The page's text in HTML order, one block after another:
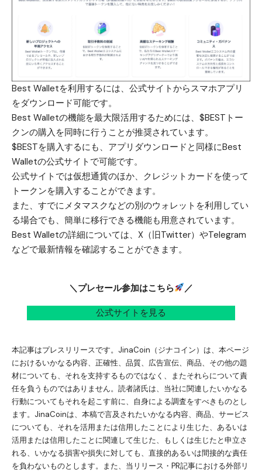
Best Walletを利用するには、 公式サイトからスマホアプリ
をダウンロード可能です。
Best Walletの機能を最大限活用するためには、 $BESTトー
クンの購入を同時に行うことが推奨されています。
$BESTを購入するにも、アプリダウンロードと同様にBest
Walletの公式サイトで可能です。
公式サイトでは仮想通貨のほか、クレジットカードを使って
トークンを購入することができます。
また、すでにメタマスクなどの別のウォレットを利用してい
る場合でも、簡単に移行できる機能も用意されています。
Best Walletの詳細については、 X（旧Twitter） やTelegram
などで最新情報を確認することができます。
＼プレセール参加はこちら ／
公式サイトを見る
本記事はプレスリリースです。JinaCoin（ジナコイン）は、本ページ
におけるいかなる内容、正確性、品質、広告宣伝、商品、その他の題
材についても、それを支持するものではなく、またそれらについて責
任を負うものではありません。読者諸氏は、当社に関連したいかなる
行動についてもそれを起こす前に、自身による調査をすべきものとし
ます。JinaCoinは、本稿で言及されたいかなる内容、商品、サービス
についても、それを活用または信用したことにより生じた、あるいは
活用または信用したことに関連して生じた、もしくは生じたと申立さ
れる、いかなる損害や損失に対しても、直接的あるいは間接的な責任
を負わないものとします。また、当リリース・PR記事における外部リ